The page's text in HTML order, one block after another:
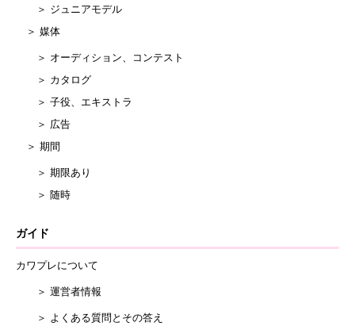
＞ ジュニアモデル
＞ 媒体
＞ オーディション、コンテスト
＞ カタログ
＞ 子役、エキストラ
＞ 広告
＞ 期間
＞ 期限あり
＞ 随時
ガイド
カワプレについて
＞ 運営者情報
＞ よくある質問とその答え